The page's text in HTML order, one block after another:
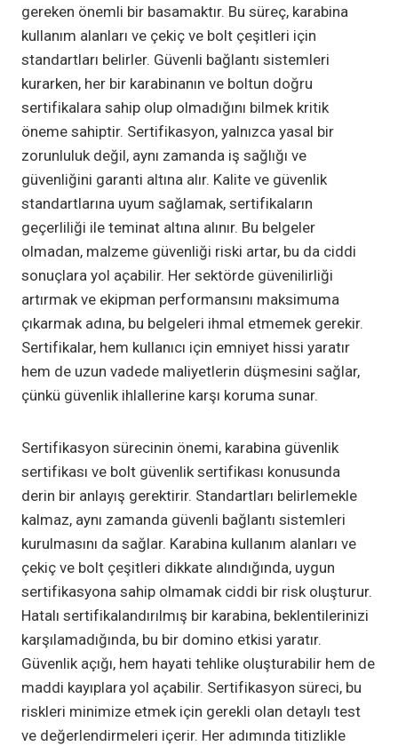
gereken önemli bir basamaktır. Bu süreç, karabina
kullanım alanları ve çekiç ve bolt çeşitleri için
standartları belirler. Güvenli bağlantı sistemleri
kurarken, her bir karabinanın ve boltun doğru
sertifikalara sahip olup olmadığını bilmek kritik
öneme sahiptir. Sertifikasyon, yalnızca yasal bir
zorunluluk değil, aynı zamanda iş sağlığı ve
güvenliğini garanti altına alır. Kalite ve güvenlik
standartlarına uyum sağlamak, sertifikaların
geçerliliği ile teminat altına alınır. Bu belgeler
olmadan, malzeme güvenliği riski artar, bu da ciddi
sonuçlara yol açabilir. Her sektörde güvenilirliği
artırmak ve ekipman performansını maksimuma
çıkarmak adına, bu belgeleri ihmal etmemek gerekir.
Sertifikalar, hem kullanıcı için emniyet hissi yaratır
hem de uzun vadede maliyetlerin düşmesini sağlar,
çünkü güvenlik ihlallerine karşı koruma sunar.
Sertifikasyon sürecinin önemi, karabina güvenlik
sertifikası ve bolt güvenlik sertifikası konusunda
derin bir anlayış gerektirir. Standartları belirlemekle
kalmaz, aynı zamanda güvenli bağlantı sistemleri
kurulmasını da sağlar. Karabina kullanım alanları ve
çekiç ve bolt çeşitleri dikkate alındığında, uygun
sertifikasyona sahip olmamak ciddi bir risk oluşturur.
Hatalı sertifikalandırılmış bir karabina, beklentilerinizi
karşılamadığında, bu bir domino etkisi yaratır.
Güvenlik açığı, hem hayati tehlike oluşturabilir hem de
maddi kayıplara yol açabilir. Sertifikasyon süreci, bu
riskleri minimize etmek için gerekli olan detaylı test
ve değerlendirmeleri içerir. Her adımında titizlikle